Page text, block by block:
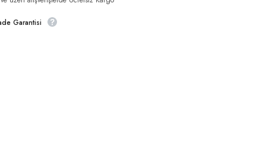
Garantisi